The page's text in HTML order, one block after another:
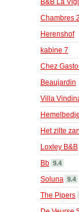
B&B La
Chambres
Herenshof
kabine 7
Chez
Beaujardin
Villa
Hemelbedje
Het zilte
Loxley B&B
Bb 9.4
Soluna 9.4
The Pipers